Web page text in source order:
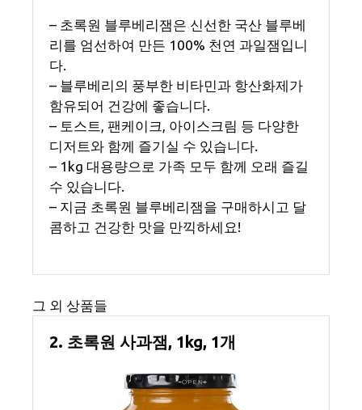
– 초록원 블루베리잼은 신선한 국산 블루베
리를 엄선하여 만든 100% 천연 과일잼입니
다.
– 블루베리의 풍부한 비타민과 항산화제가
함유되어 건강에 좋습니다.
– 토스트, 팬케이크, 아이스크림 등 다양한
디저트와 함께 즐기실 수 있습니다.
– 1kg 대용량으로 가족 모두 함께 오래 즐길
수 있습니다.
– 지금 초록원 블루베리잼을 구매하시고 달
콤하고 건강한 맛을 만끽하세요!
그 외 상품들
2. 초록원 사과잼, 1kg, 1개